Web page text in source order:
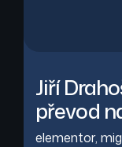
Jiří
převod
elementor,